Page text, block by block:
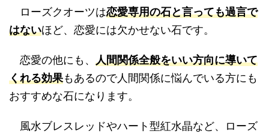
ローズクオーツは恋愛専用の石と言っても過言で
はないほど、恋愛には欠かせない石です。
恋愛の他にも、 人間関係全般をいい方向に導いて
くれる効果もあるので人間関係に悩んでいる方にも
おすすめな石になります。
風水ブレスレッドやハート型紅水晶など、ローズ